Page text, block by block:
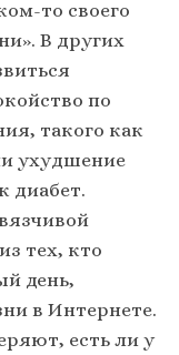
то своего
В других
по
такого как
ухудшение
диабет.
тех, кто
день,
в Интернете.
есть ли у